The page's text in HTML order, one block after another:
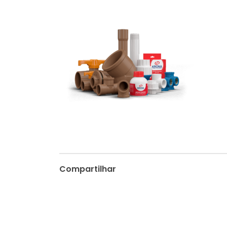
Compartilhar